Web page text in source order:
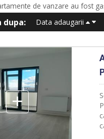
de vanzare au fost
dupa: Data adaugarii
+